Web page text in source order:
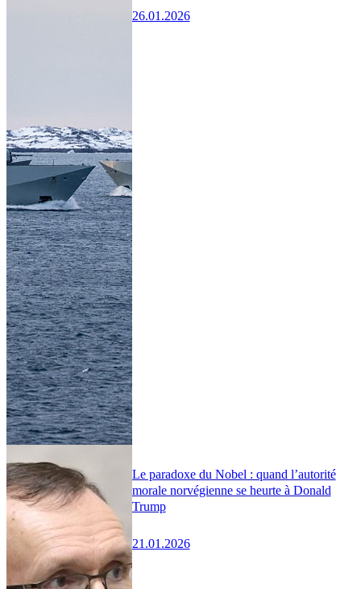
26.01.2026
Le paradoxe du Nobel : quand l’autorité
morale norvégienne se heurte à Donald
Trump
21.01.2026